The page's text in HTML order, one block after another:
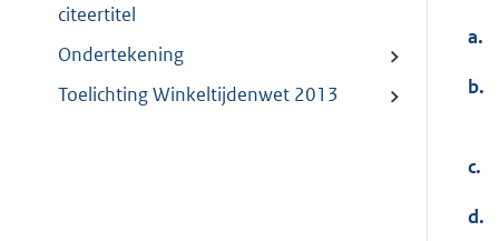
citeertitel
Ondertekening
Toelichting Winkeltijdenwet 2013
a.
b.
c.
d.